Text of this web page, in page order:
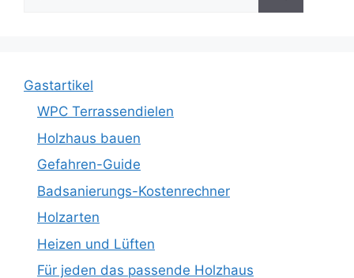
nach:
Gastartikel
WPC Terrassendielen
Holzhaus bauen
Gefahren-Guide
Badsanierungs-Kostenrechner
Holzarten
Heizen und Lüften
Für jeden das passende Holzhaus